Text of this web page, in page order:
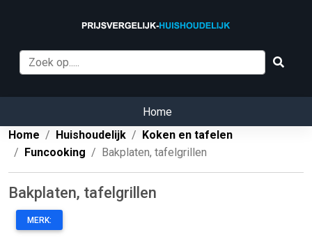
Home
Home
Huishoudelijk
Koken en tafelen
Funcooking
Bakplaten, tafelgrillen
Bakplaten, tafelgrillen
MERK: